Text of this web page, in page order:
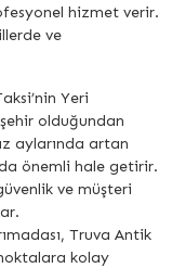
hizmet verir.
ve
Yeri
olduğundan
aylarında artan
önemli hale getirir.
ve müşteri
Truva Antik
kolay